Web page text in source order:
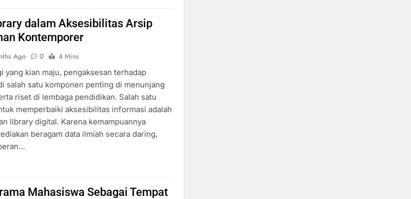
dalam Aksesibilitas Arsip
Kontemporer
Ago 0
4 Mins
yang kian maju, pengaksesan terhadap
salah satu komponen penting di menunjang
riset di lembaga pendidikan. Salah satu
memperbaiki aksesibilitas informasi adalah
library digital. Karena kemampuannya
beragam data ilmiah secara daring,
Mahasiswa Sebagai Tempat